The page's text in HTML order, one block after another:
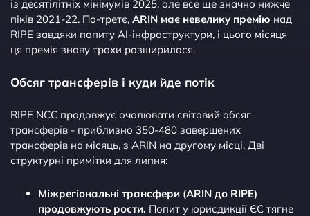
із десятілітніх мінімумів 2025, але все ще значно нижче
піків 2021-22. По-третє, ARIN має невелику премію над
RIPE завдяки попиту AI-інфраструктури, і цього місяця
ця премія знову трохи розширилася.
Обсяг трансферів і куди йде потік
RIPE NCC продовжує очолювати світовий обсяг
трансферів - приблизно 350-480 завершених
трансферів на місяць, з ARIN на другому місці. Дві
структурні примітки для липня:
Міжрегіональні трансфери (ARIN до RIPE)
продовжують рости. Попит у юрисдикції ЄС тягне